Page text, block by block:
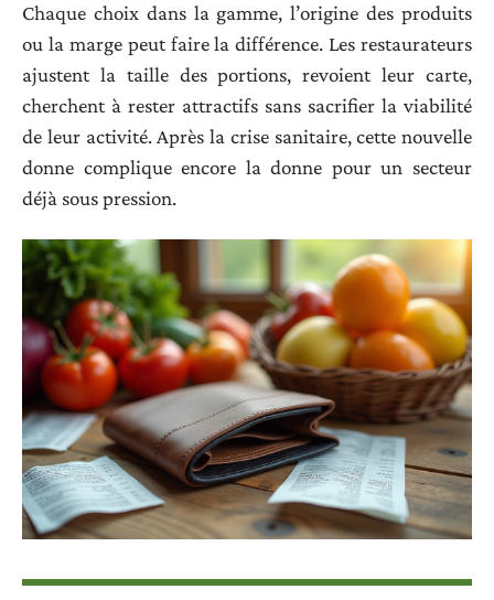
Chaque choix dans la gamme, l’origine des produits
ou la marge peut faire la différence. Les restaurateurs
ajustent la taille des portions, revoient leur carte,
cherchent à rester attractifs sans sacrifier la viabilité
de leur activité. Après la crise sanitaire, cette nouvelle
donne complique encore la donne pour un secteur
déjà sous pression.